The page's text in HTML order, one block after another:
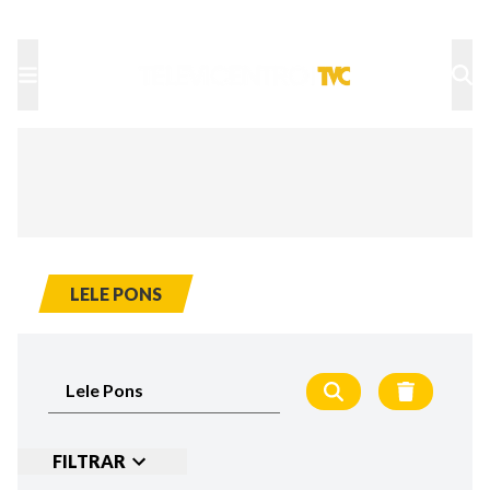
LELE PONS
FILTRAR